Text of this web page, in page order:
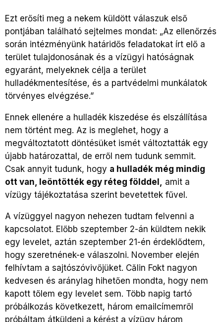
Ezt erősíti meg a nekem küldött válaszuk első
pontjában található sejtelmes mondat: „Az ellenőrzés
során intézményünk határidős feladatokat írt elő a
terület tulajdonosának és a vízügyi hatóságnak
egyaránt, melyeknek célja a terület
hulladékmentesítése, és a partvédelmi munkálatok
törvényes elvégzése.”
Ennek ellenére a hulladék kiszedése és elszállítása
nem történt meg. Az is meglehet, hogy a
megváltoztatott döntésüket ismét változtatták egy
újabb határozattal, de erről nem tudunk semmit.
Csak annyit tudunk, hogy a hulladék még mindig
ott van, leöntötték egy réteg földdel,
amit a
vízügy tájékoztatása szerint bevetettek fűvel.
A vízüggyel nagyon nehezen tudtam felvenni a
kapcsolatot. Előbb szeptember 2-án küldtem nekik
egy levelet, aztán szeptember 21-én érdeklődtem,
hogy szeretnének-e válaszolni. November elején
felhívtam a sajtószóvivőjüket. Călin Fokt nagyon
kedvesen és aránylag hihetően mondta, hogy nem
kapott tőlem egy levelet sem. Több napig tartó
próbálkozás következett, három emailcímemről
próbáltam átküldeni a kérést a vízügy három